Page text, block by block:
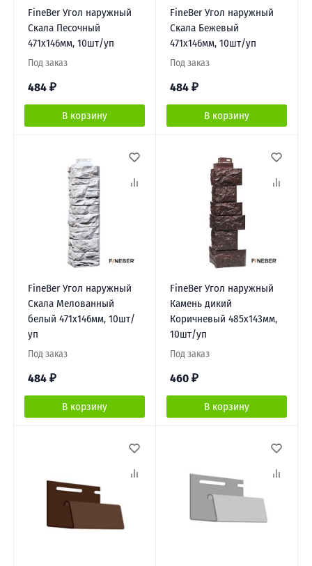
FineBer Угол наружный
Скала Песочный
471х146мм, 10шт/уп
Под заказ
484 ₽
В корзину
FineBer Угол наружный
Скала Бежевый
471х146мм, 10шт/уп
Под заказ
484 ₽
В корзину
FineBer Угол наружный
Скала Мелованный
белый 471х146мм, 10шт/
уп
Под заказ
484 ₽
В корзину
FineBer Угол наружный
Камень дикий
Коричневый 485х143мм,
10шт/уп
Под заказ
460 ₽
В корзину